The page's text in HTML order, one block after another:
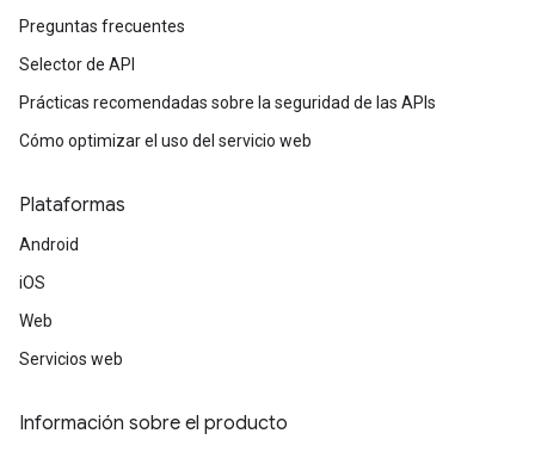
Preguntas frecuentes
Selector de API
Prácticas recomendadas sobre la seguridad de las APIs
Cómo optimizar el uso del servicio web
Plataformas
Android
iOS
Web
Servicios web
Información sobre el producto